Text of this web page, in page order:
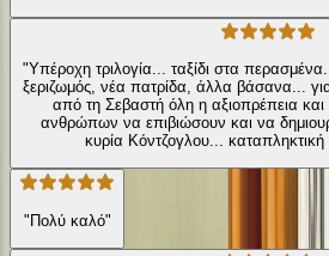
"Υπέροχη τριλογία... ταξίδι στα περασμένα.... όμορφοι τόποι,
ξεριζωμός, νέα πατρίδα, άλλα βάσανα...
από τη Σεβαστή όλη η αξιοπρέπεια
ανθρώπων να επιβιώσουν και να
κυρία Κόντζογλου...
"Πολύ καλό"